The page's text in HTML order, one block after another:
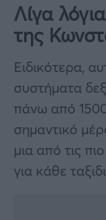
Λίγα
της
Ειδικότερα,
συστήματα
πάνω από
σημαντικό
μια από τις
για κάθε